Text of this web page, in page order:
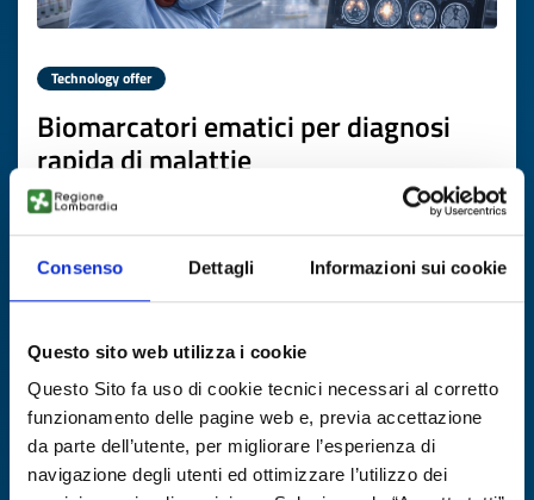
Consenso Dettagli Informazioni sui cookie
Questo sito web utilizza i cookie
Questo Sito fa uso di cookie tecnici necessari al corretto
funzionamento delle pagine web e, previa accettazione
da parte dell’utente, per migliorare l’esperienza di
navigazione degli utenti ed ottimizzare l’utilizzo dei
Technology offer
Biomarcatori ematici per diagnosi
rapida di malattie
neuroimmunologiche
ID: TODE20251118012
DISCOVER MORE →
Expires on12 novembre 2026